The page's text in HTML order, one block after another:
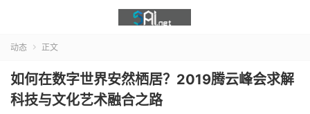
动态  正文
如何在数字世界安然栖居？2019腾云峰会求解
科技与文化艺术融合之路